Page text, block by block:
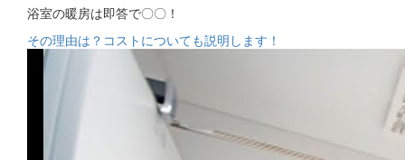
浴室の暖房は即答で〇〇！
その理由は？コストについても説明します！